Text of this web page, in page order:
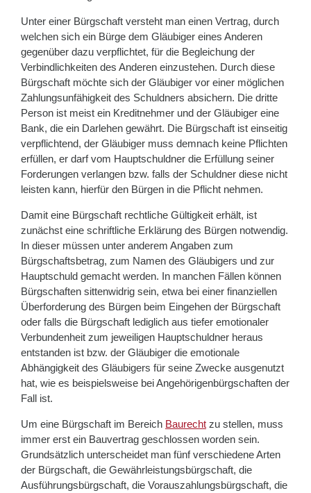
Unter einer Bürgschaft versteht man einen Vertrag, durch
welchen sich ein Bürge dem Gläubiger eines Anderen
gegenüber dazu verpflichtet, für die Begleichung der
Verbindlichkeiten des Anderen einzustehen. Durch diese
Bürgschaft möchte sich der Gläubiger vor einer möglichen
Zahlungsunfähigkeit des Schuldners absichern. Die dritte
Person ist meist ein Kreditnehmer und der Gläubiger eine
Bank, die ein Darlehen gewährt. Die Bürgschaft ist einseitig
verpflichtend, der Gläubiger muss demnach keine Pflichten
erfüllen, er darf vom Hauptschuldner die Erfüllung seiner
Forderungen verlangen bzw. falls der Schuldner diese nicht
leisten kann, hierfür den Bürgen in die Pflicht nehmen.
Damit eine Bürgschaft rechtliche Gültigkeit erhält, ist
zunächst eine schriftliche Erklärung des Bürgen notwendig.
In dieser müssen unter anderem Angaben zum
Bürgschaftsbetrag, zum Namen des Gläubigers und zur
Hauptschuld gemacht werden. In manchen Fällen können
Bürgschaften sittenwidrig sein, etwa bei einer finanziellen
Überforderung des Bürgen beim Eingehen der Bürgschaft
oder falls die Bürgschaft lediglich aus tiefer emotionaler
Verbundenheit zum jeweiligen Hauptschuldner heraus
entstanden ist bzw. der Gläubiger die emotionale
Abhängigkeit des Gläubigers für seine Zwecke ausgenutzt
hat, wie es beispielsweise bei Angehörigenbürgschaften der
Fall ist.
Um eine Bürgschaft im Bereich Baurecht zu stellen, muss
immer erst ein Bauvertrag geschlossen worden sein.
Grundsätzlich unterscheidet man fünf verschiedene Arten
der Bürgschaft, die Gewährleistungsbürgschaft, die
Ausführungsbürgschaft, die Vorauszahlungsbürgschaft, die